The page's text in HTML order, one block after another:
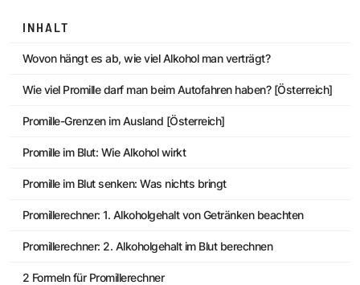
INHALT
Wovon hängt es ab, wie viel Alkohol man verträgt?
Wie viel Promille darf man beim Autofahren haben? [Österreich]
Promille-Grenzen im Ausland [Österreich]
Promille im Blut: Wie Alkohol wirkt
Promille im Blut senken: Was nichts bringt
Promillerechner: 1. Alkoholgehalt von Getränken beachten
Promillerechner: 2. Alkoholgehalt im Blut berechnen
2 Formeln für Promillerechner